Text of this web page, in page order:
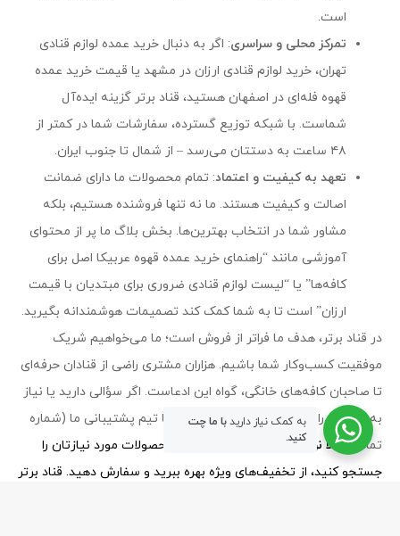
است.
تمرکز محلی و سراسری: اگر به دنبال خرید عمده لوازم قنادی
تهران، خرید لوازم قنادی ارزان در مشهد یا قیمت خرید عمده
قهوه فله‌ای در اصفهان هستید، قناد برتر گزینه ایده‌آل
شماست. با شبکه توزیع گسترده، سفارشات شما در کمتر از
۴۸ ساعت به دستتان می‌رسد – از شمال تا جنوب ایران.
تعهد به کیفیت و اعتماد: تمام محصولات ما دارای ضمانت
اصالت و کیفیت هستند. ما نه تنها فروشنده هستیم، بلکه
مشاور شما در انتخاب بهترین‌ها. بخش بلاگ ما پر از محتوای
آموزشی مانند “راهنمای خرید عمده قهوه عربیکا اصل برای
کافه‌ها” یا “لیست لوازم قنادی ضروری برای مبتدیان با قیمت
ارزان” است تا به شما کمک کند تصمیمات هوشمندانه بگیرید.
در قناد برتر، هدف ما فراتر از فروش است؛ ما می‌خواهیم شریک
موفقیت کسب‌وکار شما باشیم. هزاران مشتری راضی از قنادان حرفه‌ای
تا صاحبان کافه‌های خانگی، گواه این ادعاست. اگر سؤالی دارید یا نیاز
به مشاوره رایگان برای خرید عمده دارید، با تیم پشتیبانی ما (شماره
تماس:حالا نوبت شماست!
همین امروز محصولات مورد نیازتان را
جستجو کنید، از تخفیف‌های ویژه بهره ببرید و سفارش دهید. قناد برتر
به کمک نیاز داریدبا ما چت
کنید.